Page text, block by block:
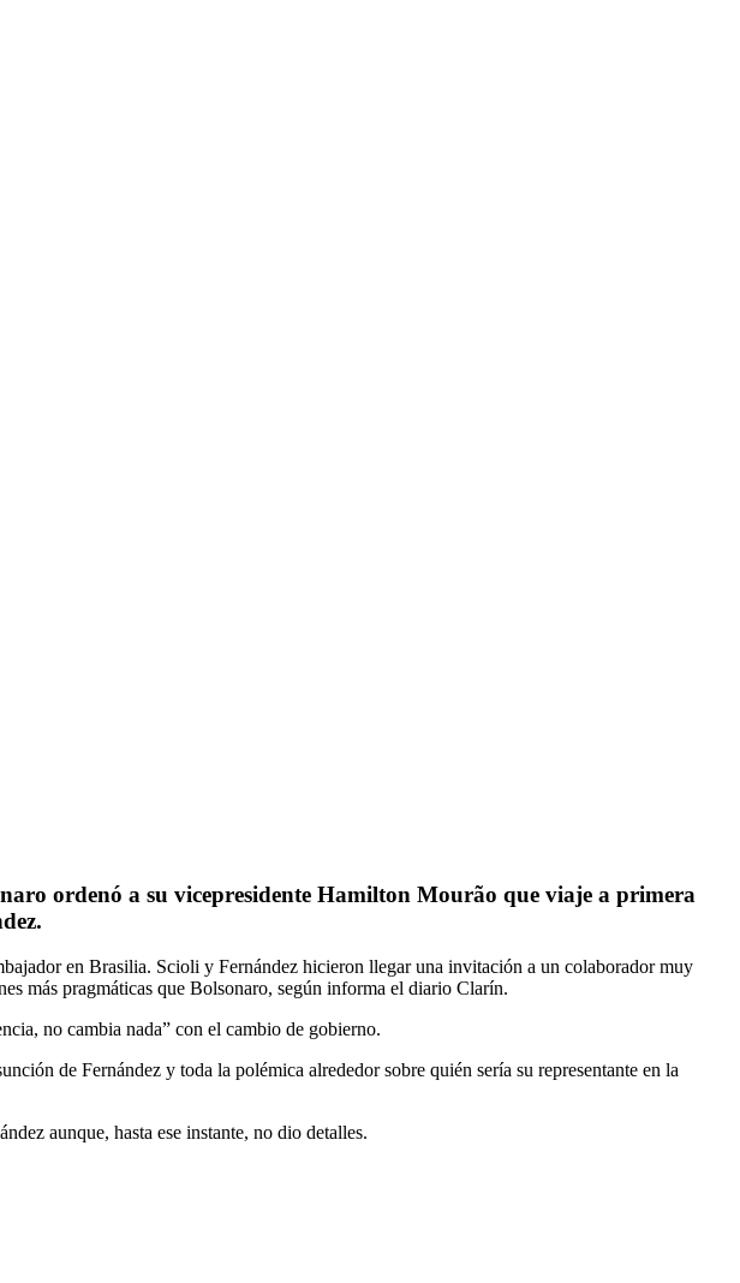
ordenó a su vicepresidente Hamilton Mourão que viaje a primera
en Brasilia. Scioli y Fernández hicieron llegar una invitación a un colaborador muy
más pragmáticas que Bolsonaro, según informa el diario Clarín.
no cambia nada” con el cambio de gobierno.
de Fernández y toda la polémica alrededor sobre quién sería su representante en la
aunque, hasta ese instante, no dio detalles.